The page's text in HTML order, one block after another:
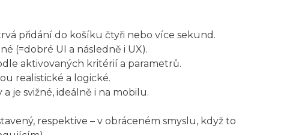
přidání do košíku čtyři nebo více sekund.
(=dobré UI a následně i UX).
aktivovaných kritérií a parametrů.
realistické a logické.
je svižné, ideálně i na mobilu.
respektive – v obráceném smyslu, když to